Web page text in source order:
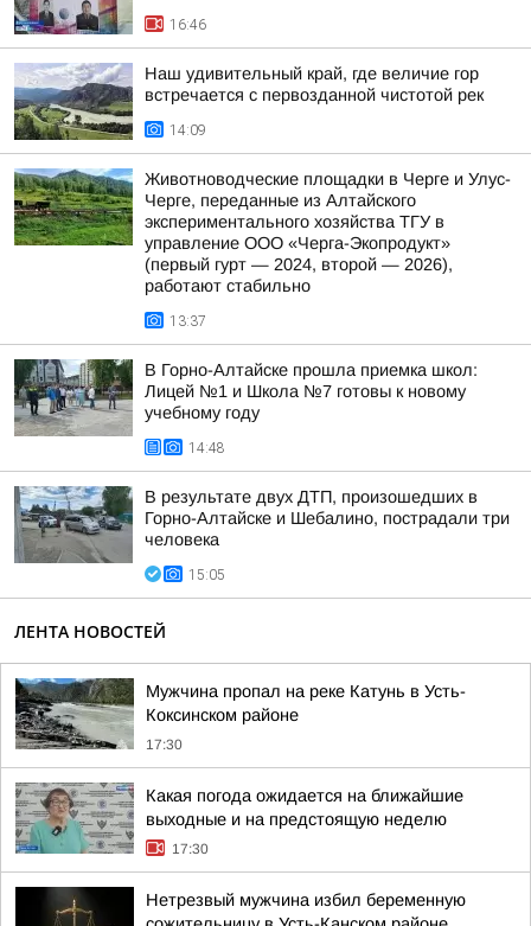
16:46
Наш удивительный край, где величие гор
встречается с первозданной чистотой рек
14:09
Животноводческие площадки в Черге и Улус-
Черге, переданные из Алтайского
экспериментального хозяйства ТГУ в
управление ООО «Черга-Экопродукт»
(первый гурт — 2024, второй — 2026),
работают стабильно
13:37
В Горно-Алтайске прошла приемка школ:
Лицей №1 и Школа №7 готовы к новому
учебному году
14:48
В результате двух ДТП, произошедших в
Горно-Алтайске и Шебалино, пострадали три
человека
15:05
ЛЕНТА НОВОСТЕЙ
Мужчина пропал на реке Катунь в Усть-
Коксинском районе
17:30
Какая погода ожидается на ближайшие
выходные и на предстоящую неделю
17:30
Нетрезвый мужчина избил беременную